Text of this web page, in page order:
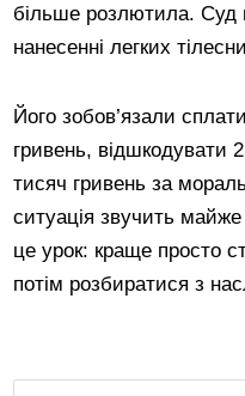
більше розлютила. Суд
нанесенні легких
Його зобов’язали
гривень, відшкодувати
тисяч гривень за
ситуація звучить
це урок: краще просто
потім розбиратися з